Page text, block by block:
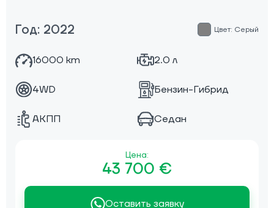
Год: 2022 Цвет: Серый
16000 km 2.0 л
4WD Бензин-Гибрид
АКПП Седан
Цена:
43 700 €
Оставить заявку